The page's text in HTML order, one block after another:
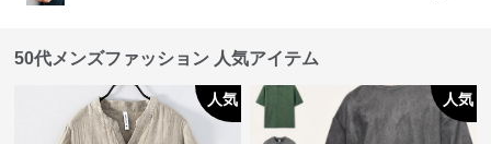
50代メンズファッション 人気アイテム
人気 人気